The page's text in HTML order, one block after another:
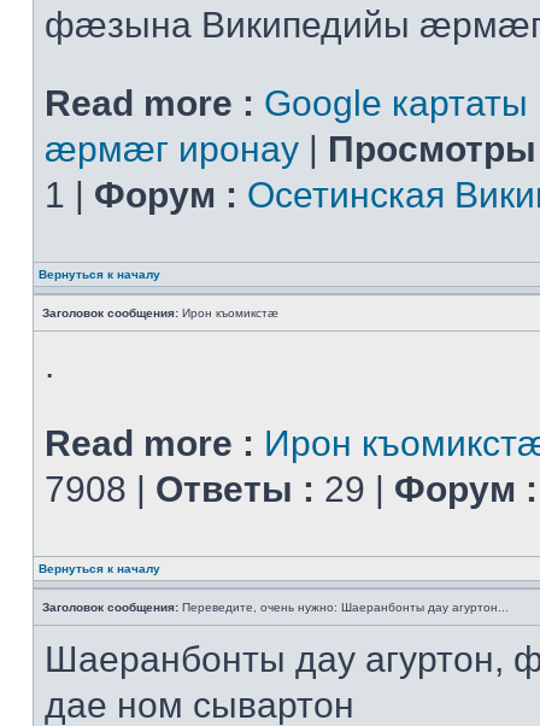
фæзына Википедийы
Read more : Google
æрмæг иронау |
1 | Форум : Осетинская
Вернуться к началу
Заголовок сообщения: Ирон къомикстæ
.
Read more : Ирон
7908 | Ответы : 29 | Форум :
Вернуться к началу
Заголовок сообщения: Переведите, очень нужно: Шаеранбонты дау агуртон...
Шаеранбонты дау агуртон,
дае ном сывартон